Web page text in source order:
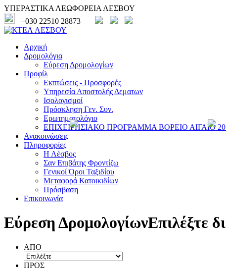
ΥΠΕΡΑΣΤΙΚΑ ΛΕΩΦΟΡΕΙΑ ΛΕΣΒΟΥ
+030 22510 28873
Αρχική
Δρομολόγια
Εύρεση Δρομολογίων
Προφίλ
Εκπτώσεις - Προσφορές
Υπηρεσία Αποστολής Δεματων
Ισολογισμοί
Πρόσκληση Γεν. Συν.
Ερωτηματολόγιο
ΕΠΙΧΕΙΡΗΣΙΑΚΟ ΠΡΟΓΡΑΜΜΑ ΒΟΡΕΙΟ ΑΙΓΑΙΟ
Ανακοινώσεις
Πληροφορίες
Η Λέσβος
Σαν Επιβάτης Φροντίζω
Γενικοί Όροι Ταξιδίου
Μεταφορά Κατοικιδίων
Πρόσβαση
Επικοινωνία
Εύρεση ΔρομολογίωνΕπιλέξτε
ΑΠΟ
ΠΡΟΣ